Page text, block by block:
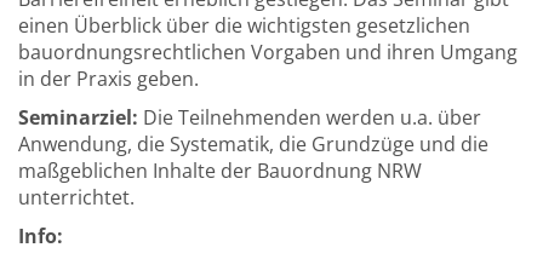
einen Überblick über die wichtigsten gesetzlichen
bauordnungsrechtlichen Vorgaben und ihren Umgang
in der Praxis geben.
Seminarziel: Die Teilnehmenden werden u.a. über
Anwendung, die Systematik, die Grundzüge und die
maßgeblichen Inhalte der Bauordnung NRW
unterrichtet.
Info: